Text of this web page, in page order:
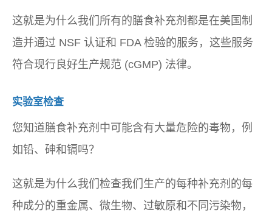
这就是为什么我们所有的膳食补充剂都是在美国制
造并通过 NSF 认证和 FDA 检验的服务，这些服务
符合现行良好生产规范 (cGMP) 法律。
实验室检查
您知道膳食补充剂中可能含有大量危险的毒物，例
如铅、砷和镉吗？
这就是为什么我们检查我们生产的每种补充剂的每
种成分的重金属、微生物、过敏原和不同污染物，